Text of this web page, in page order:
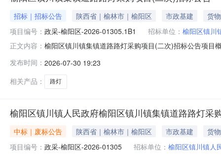
招标｜招标公告 陕西省｜榆林市｜榆阳区 市政基建
货物
项目编号： 政采-榆阳区-2026-01305.1B1 招标单位： 榆阳区镇川
正文内容： 榆阳区镇川镇集镇道路路灯采购项目(二次)招标公告项目
集镇道路路灯采购项目(二次)采购方式：公开招标预算
发布时间： 2026-07-30 19:23
相关产品：
路灯
榆阳区镇川镇人民政府榆阳区镇川镇集镇道路路灯采
中标｜废标公告 陕西省｜榆林市｜榆阳区 市政基建
货物
项目编号： 政采-榆阳区-2026-01305 招标单位： 榆阳区镇川镇人